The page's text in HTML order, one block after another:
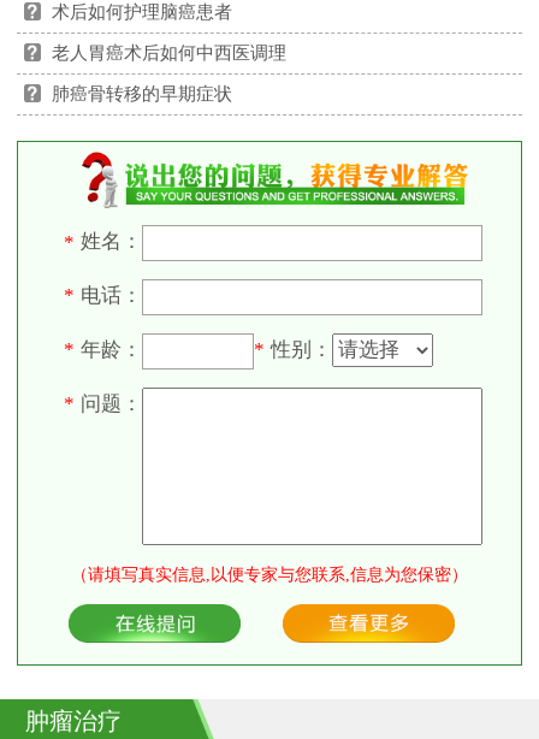
术后如何护理脑癌患者
老人胃癌术后如何中西医调理
肺癌骨转移的早期症状
* 姓名：
* 电话：
* 年龄： * 性别：
* 问题：
（请填写真实信息,以便专家与您联系,信息为您保密）
肿瘤治疗